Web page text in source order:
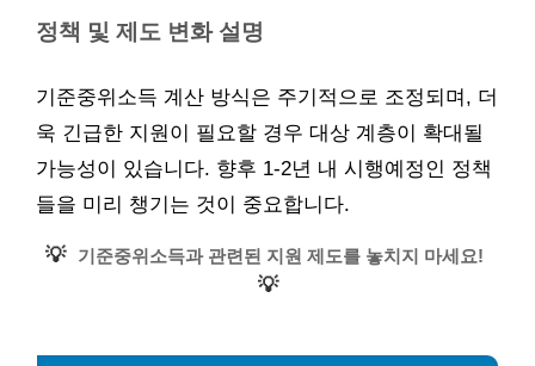
정책 및 제도 변화 설명
기준중위소득 계산 방식은 주기적으로 조정되며, 더
욱 긴급한 지원이 필요할 경우 대상 계층이 확대될
가능성이 있습니다. 향후 1-2년 내 시행예정인 정책
들을 미리 챙기는 것이 중요합니다.
💡 기준중위소득과 관련된 지원 제도를 놓치지 마세요!
💡